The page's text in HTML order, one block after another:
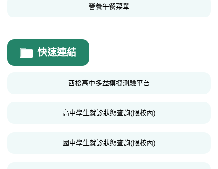
營養午餐菜單
快速連結
西松高中多益模擬測驗平台
高中學生就診狀態查詢(限校內)
國中學生就診狀態查詢(限校內)